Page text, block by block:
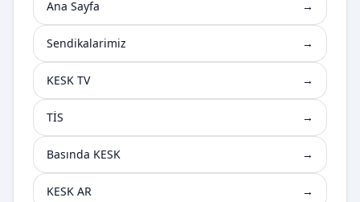
Ana Sayfa →
Sendikalarimiz →
KESK TV →
TİS →
Basında KESK →
KESK AR →